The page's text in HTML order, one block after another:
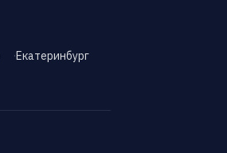
Екатеринбург